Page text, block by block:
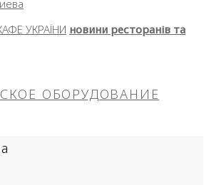
УКРАЇНИ новини ресторанів та
ОБОРУДОВАНИЕ